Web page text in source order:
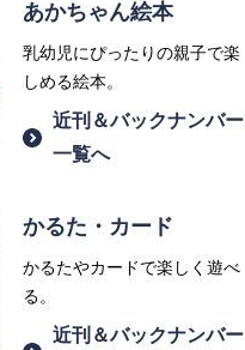
あかちゃん絵本
乳幼児にぴったりの親子で楽
しめる絵本。
近刊＆バックナンバー
一覧へ
かるた・カード
かるたやカードで楽しく遊べ
る。
近刊＆バックナンバー